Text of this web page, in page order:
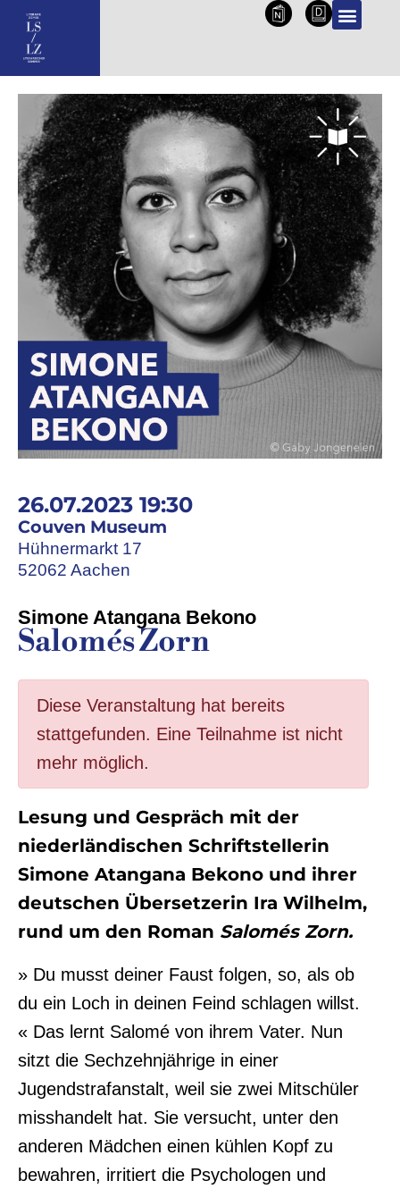
NL DE
26.07.2023 19:30
Couven Museum
Hühnermarkt 17
52062 Aachen
Simone Atangana Bekono
Salomés Zorn
Diese Veranstaltung hat bereits
stattgefunden. Eine Teilnahme ist nicht
mehr möglich.
Lesung und Gespräch mit der
niederländischen Schriftstellerin
Simone Atangana Bekono und ihrer
deutschen Übersetzerin Ira Wilhelm,
rund um den Roman Salomés Zorn.
» Du musst deiner Faust folgen, so, als ob
du ein Loch in deinen Feind schlagen willst.
« Das lernt Salomé von ihrem Vater. Nun
sitzt die Sechzehnjährige in einer
Jugendstrafanstalt, weil sie zwei Mitschüler
misshandelt hat. Sie versucht, unter den
anderen Mädchen einen kühlen Kopf zu
bewahren, irritiert die Psychologen und